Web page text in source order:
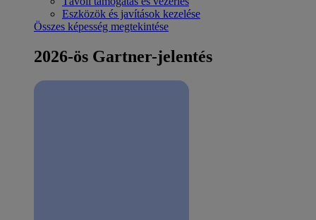
Eszközök és javítások kezelése
Összes képesség megtekintése
2026-ös Gartner-jelentés